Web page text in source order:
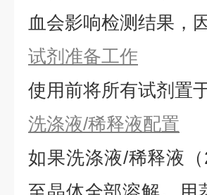
血会影响检测结果，
试剂准备工作
使用前将所有试剂置
洗涤液/稀释液配置
如果洗涤液/稀释液